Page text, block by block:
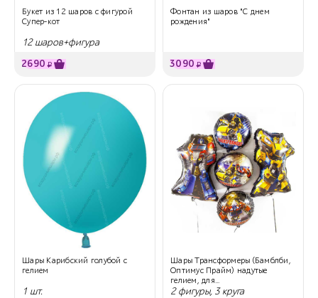
Букет из 12 шаров с фигурой
Супер-кот
12 шаров+фигура
2690 ₽
Фонтан из шаров "С днем
рождения"
3090 ₽
Шары Карибский голубой с
гелием
1 шт.
Шары Трансформеры (Бамблби,
Оптимус Прайм) надутые
гелием, для...
2 фигуры, 3 круга